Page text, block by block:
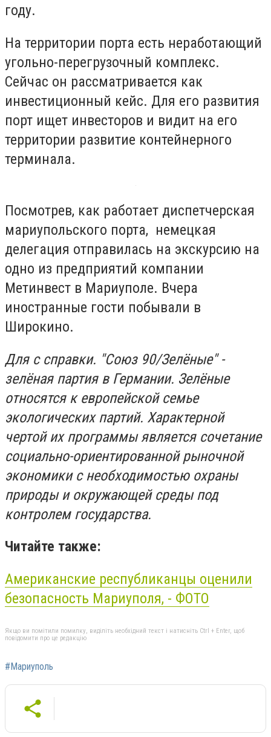
году.
На территории порта есть неработающий
угольно-перегрузочный комплекс.
Сейчас он рассматривается как
инвестиционный кейс. Для его развития
порт ищет инвесторов и видит на его
территории развитие контейнерного
терминала.
Посмотрев, как работает диспетчерская
мариупольского порта, немецкая
делегация отправилась на экскурсию на
одно из предприятий компании
Метинвест в Мариуполе. Вчера
иностранные гости побывали в
Широкино.
Для с справки. "Союз 90/Зелёные" -
зелёная партия в Германии. Зелёные
относятся к европейской семье
экологических партий. Характерной
чертой их программы является сочетание
социально-ориентированной рыночной
экономики с необходимостью охраны
природы и окружающей среды под
контролем государства.
Читайте также:
Американские республиканцы оценили
безопасность Мариуполя, - ФОТО
Якщо ви помітили помилку, виділіть необхідний текст і натисніть Ctrl + Enter, щоб
повідомити про це редакцію
#Мариуполь